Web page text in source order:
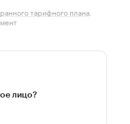
тарифного плана.
лицо?